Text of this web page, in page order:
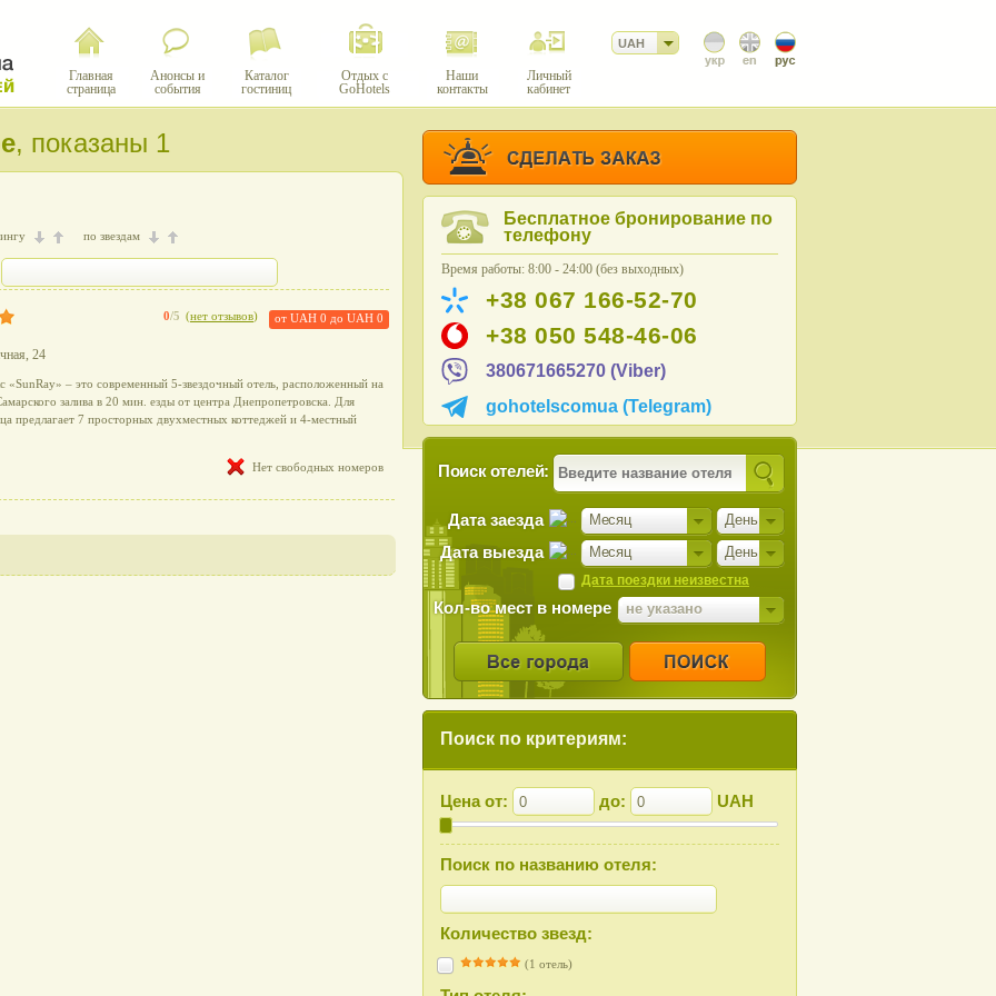
Главная
страница
Анонсы и
события
Каталог
гостиниц
Отдых с
GoHotels
Наши
контакты
Личный
кабинет
UAH
, показаны 1
по звездам
0/5 (нет отзывов) от UAH 0 до UAH 0
24
«SunRay» – это современный 5-звездочный отель, расположенный на
залива в 20 мин. езды от центра Днепропетровска. Для
предлагает 7 просторных двухместных коттеджей и 4-местный
Нет свободных номеров
Бесплатное бронирование по
телефону
Время работы: 8:00 - 24:00 (без выходных)
+38 067 166-52-70
+38 050 548-46-06
380671665270 (Viber)
gohotelscomua (Telegram)
Поиск отелей:
Месяц День
Дата заезда
Месяц День
Дата выезда
Дата поездки неизвестна
Кол-во мест в номере не указано
Поиск по критериям:
Цена от: до: UAH
Поиск по названию отеля:
Количество звезд:
(1 отель)